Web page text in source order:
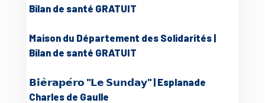
Bilan de santé GRATUIT
Maison du Département des Solidarités |
Bilan de santé GRATUIT
𝗕𝗶𝗲̀𝗿𝗮𝗽𝗲́𝗿𝗼 "𝗟𝗲 𝗦𝘂𝗻𝗱𝗮𝘆" | Esplanade
Charles de Gaulle